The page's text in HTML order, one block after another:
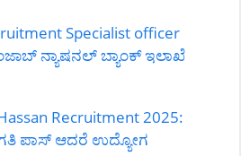
Specialist officer
ನ್ಯಾಷನಲ್ ಬ್ಯಾಂಕ್ ಇಲಾಖೆ
Recruitment 2025:
ಪಾಸ್ ಆದರೆ ಉದ್ಯೋಗ